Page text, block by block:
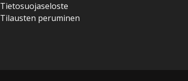
Tietosuojaseloste
Tilausten peruminen